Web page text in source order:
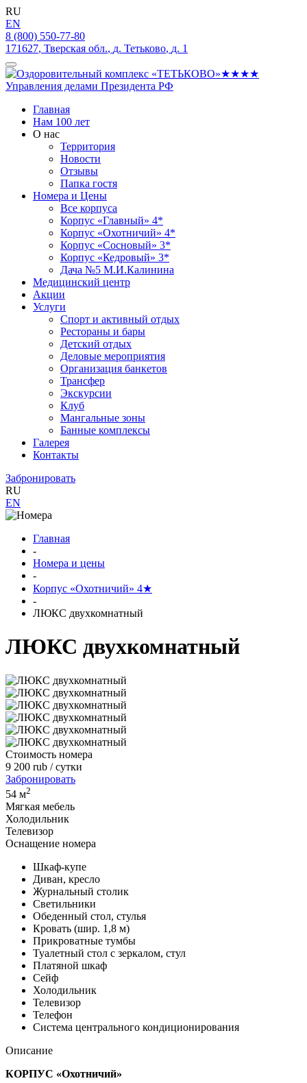
RU
EN
8 (800) 550-77-80
171627, Тверская обл., д. Тетьково, д. 1
Главная
Нам 100 лет
О нас
Территория
Новости
Отзывы
Папка гостя
Номера и Цены
Все корпуса
Корпус «Главный» 4*
Корпус «Охотничий» 4*
Корпус «Сосновый» 3*
Корпус «Кедровый» 3*
Дача №5 М.И.Калинина
Медицинский центр
Акции
Услуги
Спорт и активный отдых
Рестораны и бары
Детский отдых
Деловые мероприятия
Организация банкетов
Трансфер
Экскурсии
Клуб
Мангальные зоны
Банные комплексы
Галерея
Контакты
Забронировать
RU
EN
Главная
-
Номера и цены
-
Корпус «Охотничий» 4★
-
ЛЮКС двухкомнатный
ЛЮКС двухкомнатный
Стоимость номера
9 200 rub / сутки
Забронировать
54 м2
Мягкая мебель
Холодильник
Телевизор
Оснащение номера
Шкаф-купе
Диван, кресло
Журнальный столик
Светильники
Обеденный стол, стулья
Кровать (шир. 1,8 м)
Прикроватные тумбы
Туалетный стол с зеркалом, стул
Платяной шкаф
Сейф
Холодильник
Телевизор
Телефон
Система центрального кондиционирования
Описание
КОРПУС «Охотничий»